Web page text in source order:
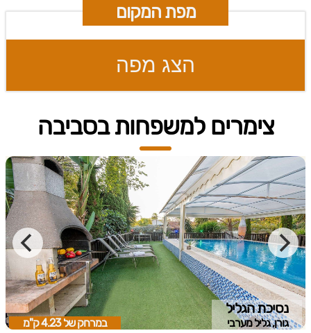
מפת המקום
הצג מפה
צימרים למשפחות בסביבה
נסיכת הגליל
גורן, גליל מערבי במרחק של 4.23 ק"מ